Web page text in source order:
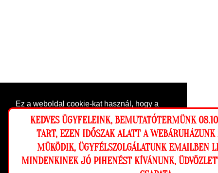
Ez a weboldal cookie-kat használ, hogy a
lehető legjobb élményt nyújtsa honlapunkon.
Beállítások
Engedélyezem
KEDVES ÜGYFELEINK, BEMUTATÓTERMÜNK
TART, EZEN IDŐSZAK ALATT A WEBÁRUHÁZUNK
MÜKÖDIK, ÜGYFÉLSZOLGÁLATUNK EMAILBEN
MINDENKINEK JÓ PIHENÉST KÍVÁNUNK,